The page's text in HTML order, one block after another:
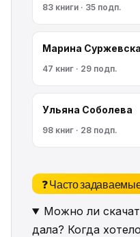
83 книги · 35 подп.
Марина
47 книг · 29 подп.
Ульяна Соболева
98 книг · 28 подп.
❓ Часто
Можно ли
дала? Когда